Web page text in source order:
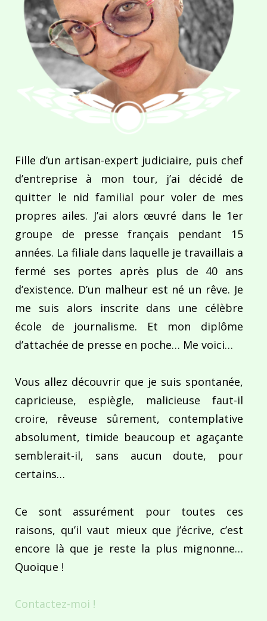
Fille d’un artisan-expert judiciaire, puis chef
d’entreprise à mon tour, j’ai décidé de
quitter le nid familial pour voler de mes
propres ailes. J’ai alors œuvré dans le 1er
groupe de presse français pendant 15
années. La filiale dans laquelle je travaillais a
fermé ses portes après plus de 40 ans
d’existence. D’un malheur est né un rêve. Je
me suis alors inscrite dans une célèbre
école de journalisme. Et mon diplôme
d’attachée de presse en poche… Me voici…
Vous allez découvrir que je suis spontanée,
capricieuse, espiègle, malicieuse faut-il
croire, rêveuse sûrement, contemplative
absolument, timide beaucoup et agaçante
semblerait-il, sans aucun doute, pour
certains…
Ce sont assurément pour toutes ces
raisons, qu’il vaut mieux que j’écrive, c’est
encore là que je reste la plus mignonne…
Quoique !
Contactez-moi !